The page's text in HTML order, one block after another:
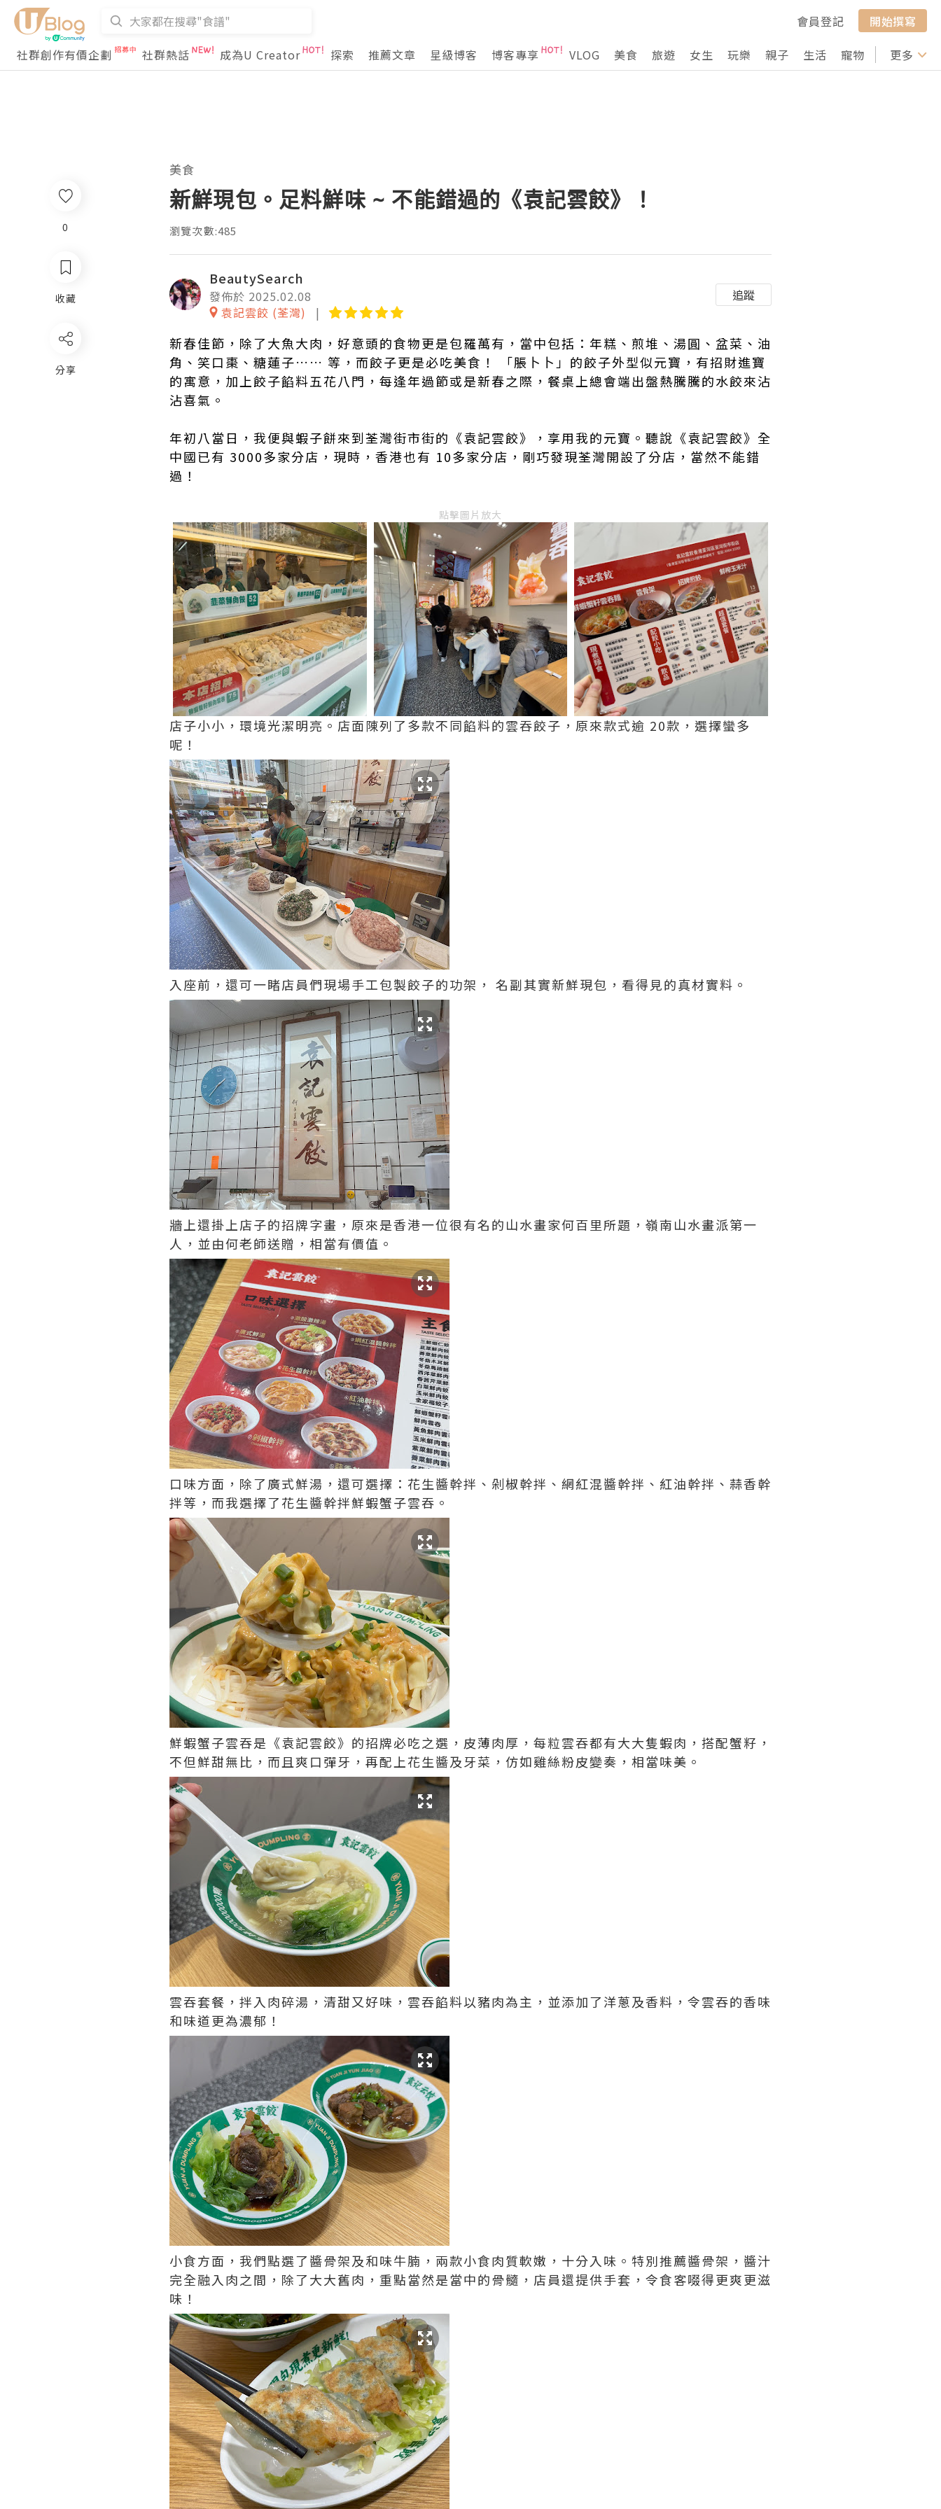
會員登記
開始撰寫
社群創作有價企劃
社群熱話 成為U Creator 探索 推薦文章 星級博客 博客專享 VLOG 美食 旅遊 女生 玩樂 親子 生活 寵物 行山 打卡
更多
0
收藏
分享
美食
新鮮現包。足料鮮味 ~ 不能錯過的《袁記雲餃》！
瀏覽次數:485
BeautySearch
發佈於 2025.02.08
袁記雲餃 (荃灣)
追蹤
新春佳節，除了大魚大肉，好意頭的食物更是包羅萬有，當中包括：年糕、煎堆、湯圓、盆菜、油
角、笑口棗、糖蓮子…… 等，而餃子更是必吃美食！ 「脹卜卜」的餃子外型似元寶，有招財進寶
的寓意，加上餃子餡料五花八門，每逢年過節或是新春之際，餐桌上總會端出盤熱騰騰的水餃來沾
沾喜氣。
年初八當日，我便與蝦子餅來到荃灣街市街的《袁記雲餃》，享用我的元寶。聽說《袁記雲餃》全
中國已有 3000多家分店，現時，香港也有 10多家分店，剛巧發現荃灣開設了分店，當然不能錯
過！
點擊圖片放大
店子小小，環境光潔明亮。店面陳列了多款不同餡料的雲吞餃子，原來款式逾 20款，選擇蠻多
呢！
入座前，還可一睹店員們現場手工包製餃子的功架， 名副其實新鮮現包，看得見的真材實料。
牆上還掛上店子的招牌字畫，原來是香港一位很有名的山水畫家何百里所題，嶺南山水畫派第一
人，並由何老師送贈，相當有價值。
口味方面，除了廣式鮮湯，還可選擇：花生醬幹拌、剁椒幹拌、網紅混醬幹拌、紅油幹拌、蒜香幹
拌等，而我選擇了花生醬幹拌鮮蝦蟹子雲吞。
鮮蝦蟹子雲吞是《袁記雲餃》的招牌必吃之選，皮薄肉厚，每粒雲吞都有大大隻蝦肉，搭配蟹籽，
不但鮮甜無比，而且爽口彈牙，再配上花生醬及牙菜，仿如雞絲粉皮變奏，相當味美。
雲吞套餐，拌入肉碎湯，清甜又好味，雲吞餡料以豬肉為主，並添加了洋蔥及香料，令雲吞的香味
和味道更為濃郁！
小食方面，我們點選了醬骨架及和味牛腩，兩款小食肉質軟嫩，十分入味。特別推薦醬骨架，醬汁
完全融入肉之間，除了大大舊肉，重點當然是當中的骨髓，店員還提供手套，令食客啜得更爽更滋
味！